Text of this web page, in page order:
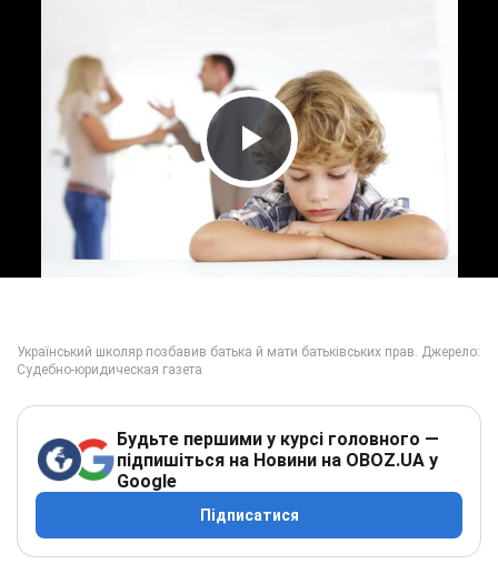
Play Video
Будьте першими у курсі головного —
підпишіться на Новини на OBOZ.UA у
Google
Підписатися